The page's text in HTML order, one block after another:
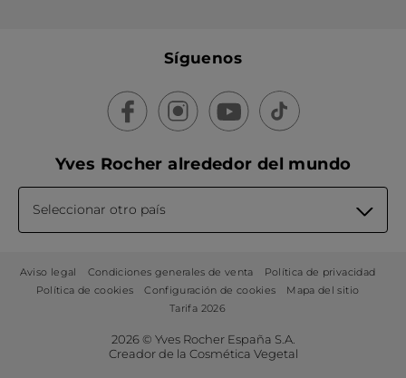
Síguenos
Yves Rocher alrededor del mundo
Seleccionar otro país
Aviso legal Condiciones generales de venta
Política de privacidad
Política de cookies
Configuración de cookies
Mapa del sitio
Tarifa 2026
2026 © Yves Rocher España S.A.
Creador de la Cosmética Vegetal